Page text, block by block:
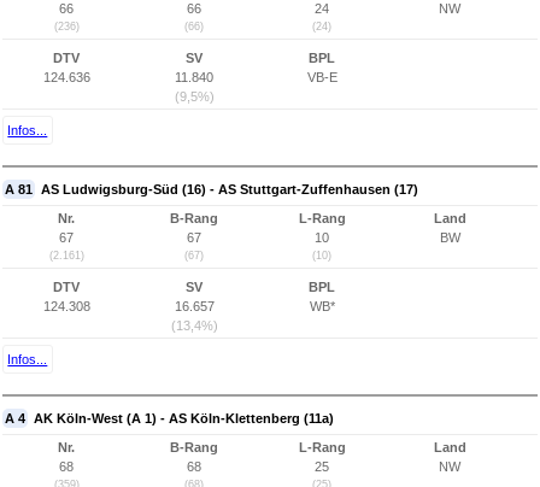
66
(236)
66
(66)
24
(24)
NW
DTV
124.636
SV
11.840
(9,5%)
BPL
VB-E
Infos...
A 81 AS Ludwigsburg-Süd (16) - AS Stuttgart-Zuffenhausen (17)
Nr.
67
(2.161)
B-Rang
67
(67)
L-Rang
10
(10)
Land
BW
DTV
124.308
SV
16.657
(13,4%)
BPL
WB*
Infos...
A 4 AK Köln-West (A 1) - AS Köln-Klettenberg (11a)
Nr.
68
B-Rang
68
L-Rang
25
Land
NW